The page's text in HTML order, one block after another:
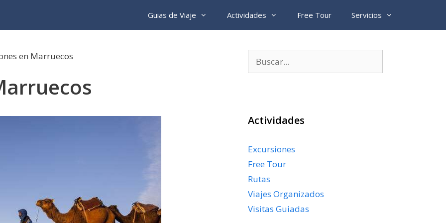
Guias de Viaje Actividades Free Tour Servicios
en Marruecos
Actividades
Excursiones
Free Tour
Rutas
Viajes Organizados
Visitas Guiadas